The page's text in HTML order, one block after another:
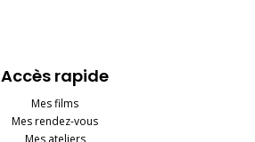
Accès rapide
Mes films
Mes rendez-vous
Mes ateliers